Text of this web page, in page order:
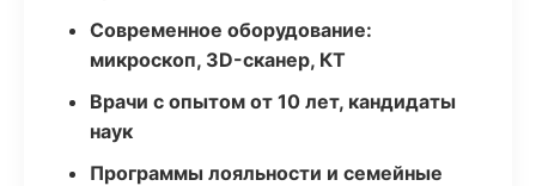
Современное оборудование:
микроскоп, 3D-сканер, КТ
Врачи с опытом от 10 лет, кандидаты
наук
Программы лояльности и семейные